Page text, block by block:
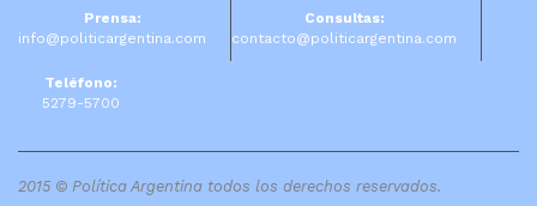
Prensa:
info@politicargentina.com
Consultas:
contacto@politicargentina.com
Teléfono:
5279-5700
2015 © Política Argentina todos los derechos reservados.